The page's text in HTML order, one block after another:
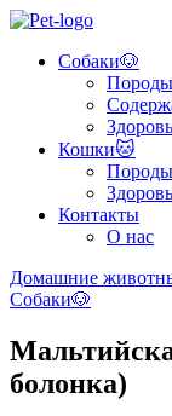
Skip
content
Pet
Помощь
уходе
домашними
животными!
Собаки🐶
Кошки🐱
Контакты
О нас
Домашние
Собаки🐶
болонка)